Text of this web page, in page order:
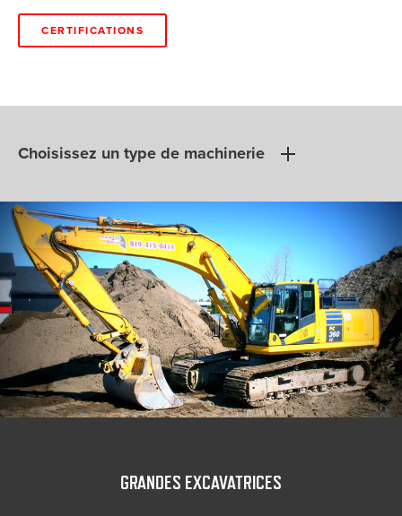
CERTIFICATIONS
Choisissez un type de machinerie
GRANDES EXCAVATRICES